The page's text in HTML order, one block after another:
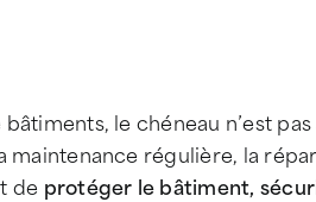
le chéneau n’est
maintenance régulière, la
de protéger le bâtiment,